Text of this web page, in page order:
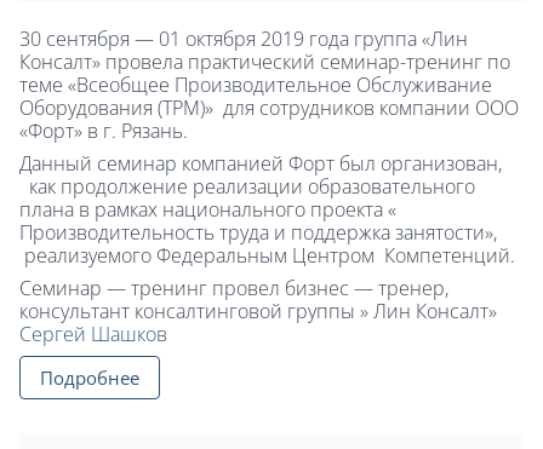
30 сентября — 01 октября 2019 года группа «Лин
Консалт» провела практический семинар-тренинг по
теме «Всеобщее Производительное Обслуживание
Оборудования (ТРМ)» для сотрудников компании ООО
«Форт» в г. Рязань.
Данный семинар компанией Форт был организован,
как продолжение реализации образовательного
плана в рамках национального проекта «
Производительность труда и поддержка занятости»,
реализуемого Федеральным Центром Компетенций.
Семинар — тренинг провел бизнес — тренер,
консультант консалтинговой группы » Лин Консалт»
Сергей Шашков
Подробнее